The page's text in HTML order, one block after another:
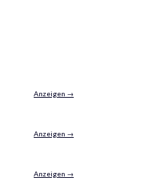
Anzeigen →
Anzeigen →
Anzeigen →